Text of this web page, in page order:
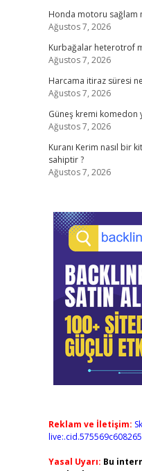
Honda motoru sağlam
Ağustos 7, 2026
Kurbağalar heterotrof
Ağustos 7, 2026
Harcama itiraz süresi
Ağustos 7, 2026
Güneş kremi komedon
Ağustos 7, 2026
Kuranı Kerim nasıl bir
sahiptir ?
Ağustos 7, 2026
Reklam ve İletişim:
Yasal Uyarı: Bu